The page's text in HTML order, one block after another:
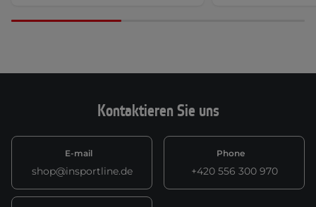
Kontaktieren Sie uns
E-mail
shop@insportline.de
Phone
+420 556 300 970